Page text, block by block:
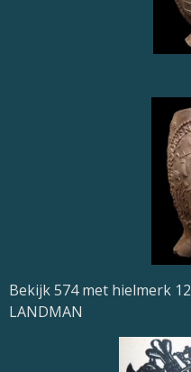
Bekijk 574 met hielmerk
LANDMAN